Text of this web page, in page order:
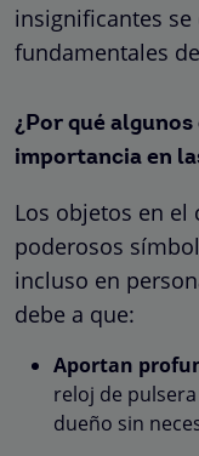
insignificantes
fundamentales
¿Por qué
importancia en
Los objetos en el
poderosos
incluso en
debe a que:
Aportan
reloj de
dueño sin